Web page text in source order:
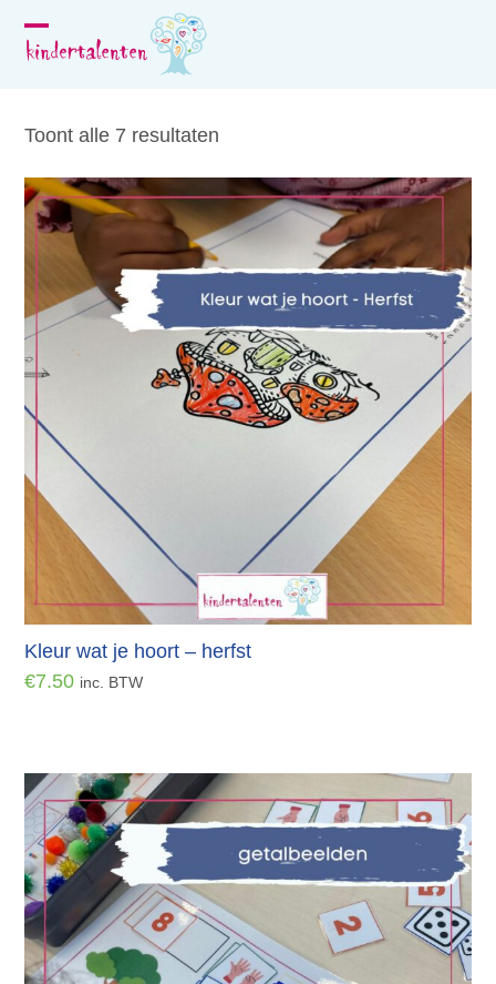
Open
menu
Close
menu
Toont alle 7 resultaten
Kleur wat je hoort – herfst
€7.50 inc. BTW